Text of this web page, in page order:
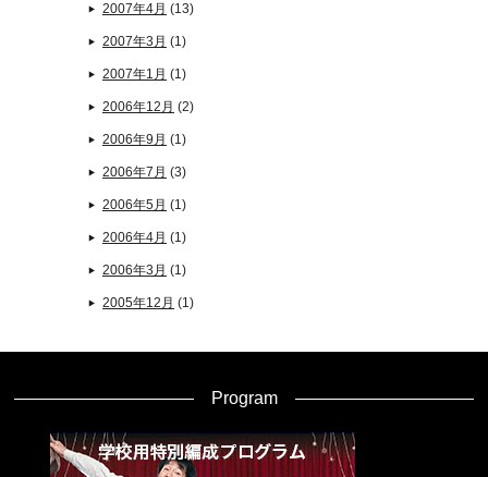
2007年4月 (13)
2007年3月 (1)
2007年1月 (1)
2006年12月 (2)
2006年9月 (1)
2006年7月 (3)
2006年5月 (1)
2006年4月 (1)
2006年3月 (1)
2005年12月 (1)
Program